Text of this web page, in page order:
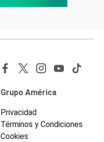
Grupo América
Privacidad
Términos y Condiciones
Cookies